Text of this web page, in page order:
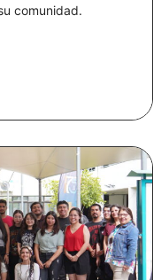
comunidad.